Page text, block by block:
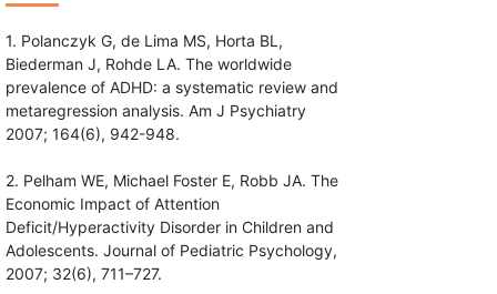
1. Polanczyk G, de Lima MS, Horta BL,
Biederman J, Rohde LA. The worldwide
prevalence of ADHD: a systematic review and
metaregression analysis. Am J Psychiatry
2007; 164(6), 942-948.
2. Pelham WE, Michael Foster E, Robb JA. The
Economic Impact of Attention
Deficit/Hyperactivity Disorder in Children and
Adolescents. Journal of Pediatric Psychology,
2007; 32(6), 711–727.